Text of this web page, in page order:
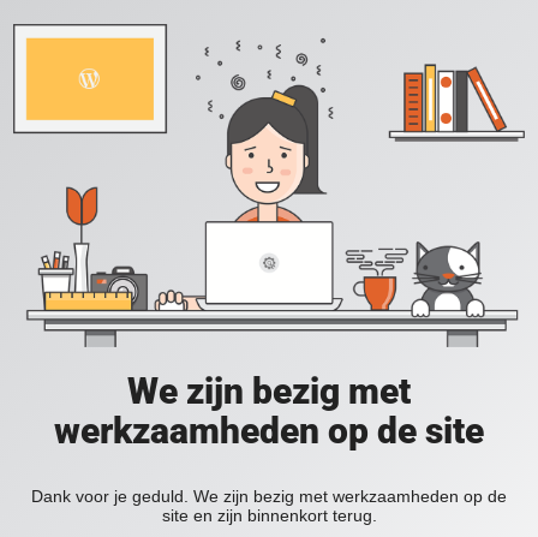
We zijn bezig met
werkzaamheden op de site
Dank voor je geduld. We zijn bezig met werkzaamheden op de
site en zijn binnenkort terug.